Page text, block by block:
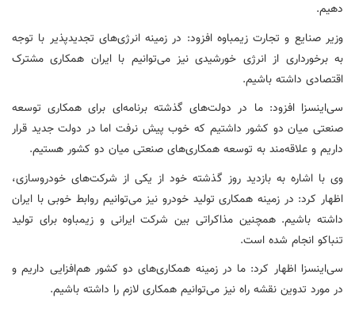
دهیم.
وزیر صنایع و تجارت زیمباوه افزود: در زمینه انرژی‌های تجدیدپذیر با توجه
به برخورداری از انرژی خورشیدی نیز می‌توانیم با ایران همکاری مشترک
اقتصادی داشته باشیم.
سی‌اینسزا افزود: ما در دولت‌های گذشته برنامه‌ای برای همکاری توسعه
صنعتی میان دو کشور داشتیم که خوب پیش نرفت اما در دولت جدید قرار
داریم و علاقه‌مند به توسعه همکاری‌های صنعتی میان دو کشور هستیم.
وی با اشاره به بازدید روز گذشته خود از یکی از شرکت‌های خودروسازی،
اظهار کرد: در زمینه همکاری تولید خودرو نیز می‌توانیم روابط خوبی با ایران
داشته باشیم. همچنین مذاکراتی بین شرکت ایرانی و زیمباوه برای تولید
تنباکو انجام شده است.
سی‌اینسزا اظهار کرد: ما در زمینه همکاری‌های دو کشور هم‌افزایی داریم و
در مورد تدوین نقشه راه نیز می‌توانیم همکاری لازم را داشته باشیم‌.